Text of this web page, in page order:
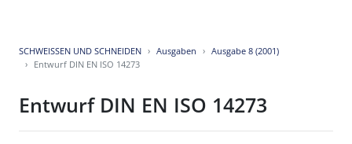
SCHWEISSEN UND SCHNEIDEN Ausgaben
Ausgabe 8 (2001)
Entwurf DIN EN ISO 14273
Entwurf DIN EN ISO 14273